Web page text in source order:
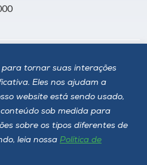
para tornar suas interações
Eles nos ajudam a
website está sendo usado,
sob medida para
sobre os tipos diferentes de
leia nossa Política de